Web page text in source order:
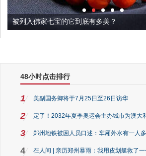
被列入佛家七宝的它到底有多美？
48小时点击排行
1 美副国务卿将于7月25日至26日访华
2 定了！2032年夏季奥运会主办城市为澳大
3 郑州地铁被困人员口述：车厢外水有一人
4 在人间 | 亲历郑州暴雨：我用皮划艇救了一